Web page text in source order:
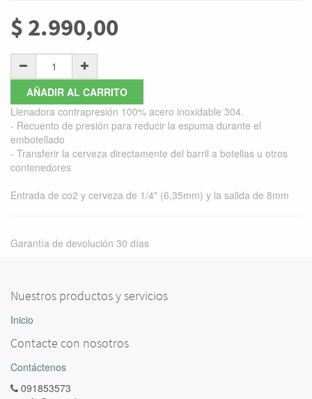
$ 2.990,00
AÑADIR AL CARRITO
Llenadora contrapresión 100% acero inoxidable 304.
- Recuento de presión para reducir la espuma durante el
embotellado
- Transferir la cerveza directamente del barril a botellas u otros
contenedores
Entrada de co2 y cerveza de 1/4" (6,35mm) y la salida de 8mm
Garantía de devolución 30 días
Nuestros productos y servicios
Inicio
Contacte con nosotros
Contáctenos
091853573